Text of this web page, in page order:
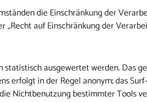
die Einschränkung der
auf Einschränkung der
ausgewertet werden. Das
erfolgt in der Regel anonym; das
Nichtbenutzung bestimmter Tools